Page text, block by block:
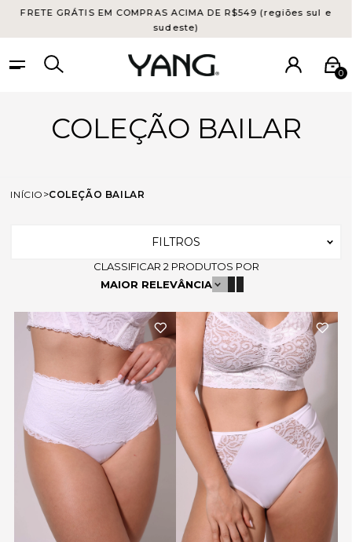
FRETE GRÁTIS EM COMPRAS ACIMA DE R$549 (regiões sul e
sudeste)
0
COLEÇÃO BAILAR
INÍCIO COLEÇÃO BAILAR
CLASSIFICAR 2 PRODUTOS POR
MAIOR RELEVÂNCIA
FILTROS